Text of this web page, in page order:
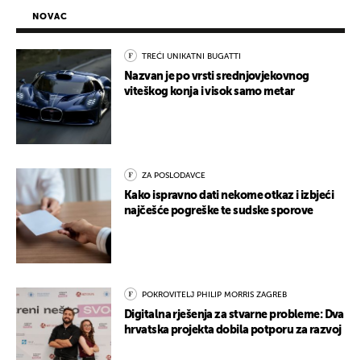
NOVAC
TREĆI UNIKATNI BUGATTI
Nazvan je po vrsti srednjovjekovnog
viteškog konja i visok samo metar
ZA POSLODAVCE
Kako ispravno dati nekome otkaz i izbjeći
najčešće pogreške te sudske sporove
POKROVITELJ PHILIP MORRIS ZAGREB
Digitalna rješenja za stvarne probleme: Dva
hrvatska projekta dobila potporu za razvoj